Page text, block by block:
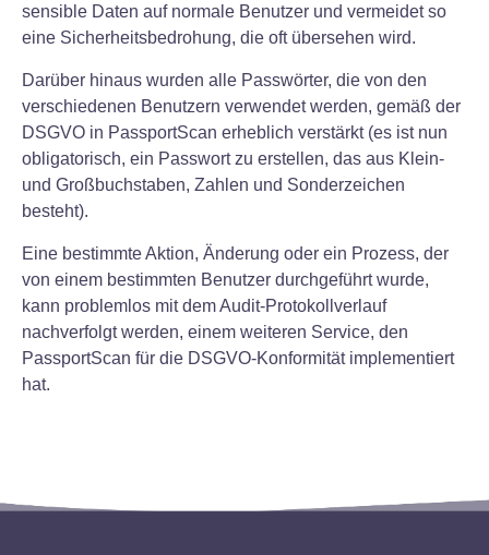
sensible Daten auf normale Benutzer und vermeidet so
eine Sicherheitsbedrohung, die oft übersehen wird.
Darüber hinaus wurden alle Passwörter, die von den
verschiedenen Benutzern verwendet werden, gemäß der
DSGVO in PassportScan erheblich verstärkt (es ist nun
obligatorisch, ein Passwort zu erstellen, das aus Klein-
und Großbuchstaben, Zahlen und Sonderzeichen
besteht).
Eine bestimmte Aktion, Änderung oder ein Prozess, der
von einem bestimmten Benutzer durchgeführt wurde,
kann problemlos mit dem Audit-Protokollverlauf
nachverfolgt werden, einem weiteren Service, den
PassportScan für die DSGVO-Konformität implementiert
hat.